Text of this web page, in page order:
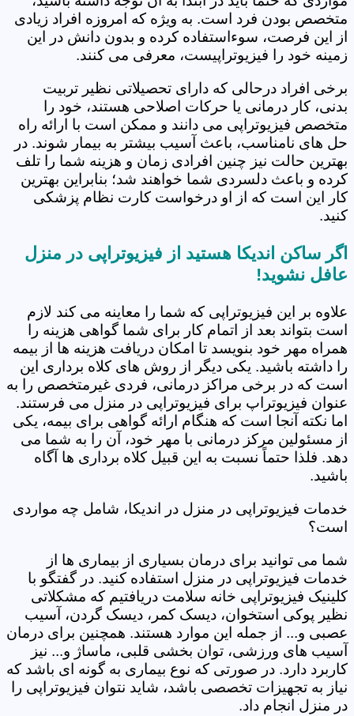
متخصص بودن فرد است. به ویژه که امروزه افراد زیادی
از این فرصت، سوءاستفاده کرده و بدون دانش در این
زمینه خود را فیزیوتراپیست، معرفی می کنند.
برخی افراد درحالی که دارای تحصیلاتی نظیر تربیت
بدنی، کار درمانی یا حرکات اصلاحی هستند، خود را
متخصص فیزیوتراپی می دانند و ممکن است با ارائه راه
حل های نامناسب، باعث آسیب بیشتر به بیمار شوند. در
بهترین حالت نیز چنین افرادی زمان و هزینه شما را تلف
کرده و باعث دلسردی شما خواهند شد؛ بنابراین بهترین
کار این است که از او درخواست کارت نظام پزشکی
کنید.
اگر ساکن اندیکا هستید از فیزیوتراپی در منزل
عافل نشوید!
علاوه بر این فیزیوتراپی که شما را معاینه می کند لازم
است بتواند بعد از اتمام کار برای شما گواهی هزینه را
همراه مهر خود بنویسد تا امکان دریافت هزینه ها از بیمه
را داشته باشید. یکی دیگر از روش های کلاه برداری این
است که در برخی مراکز درمانی، فردی غیرمتخصص را به
عنوان فیزیوتراپ برای فیزیوتراپی در منزل می فرستند.
اما نکته آنجا است که هنگام ارائه گواهی برای بیمه، یکی
از مسئولین مرکز درمانی با مهر خود، آن را به شما می
دهد. فلذا حتماً نسبت به این قبیل کلاه برداری ها آگاه
باشید.
خدمات فیزیوتراپی در منزل در اندیکا، شامل چه مواردی
است؟
شما می توانید برای درمان بسیاری از بیماری ها از
خدمات فیزیوتراپی در منزل استفاده کنید. در گفتگو با
کلینیک فیزیوتراپی خانه سلامت دریافتیم که مشکلاتی
نظیر پوکی استخوان، دیسک کمر، دیسک گردن، آسیب
عصبی و... از جمله این موارد هستند. همچنین برای درمان
آسیب های ورزشی، توان بخشی قلبی، ماساژ و... نیز
کاربرد دارد. در صورتی که نوع بیماری به گونه ای باشد که
نیاز به تجهیزات تخصصی باشد، شاید نتوان فیزیوتراپی را
در منزل انجام داد.